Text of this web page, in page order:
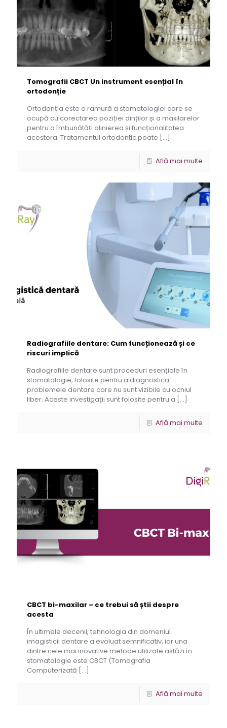
Tomografii CBCT Un instrument esențial în
ortodonție
Ortodonția este o ramură a stomatologiei care se
ocupă cu corectarea poziției dinților și a maxilarelor
pentru a îmbunătăți alinierea și funcționalitatea
acestora. Tratamentul ortodontic poate […]
Află mai multe
Radiografiile dentare: Cum funcționează și ce
riscuri implică
Radiografiile dentare sunt proceduri esențiale în
stomatologie, folosite pentru a diagnostica
problemele dentare care nu sunt vizibile cu ochiul
liber. Aceste investigații sunt folosite pentru a […]
Află mai multe
CBCT bi-maxilar – ce trebui să știi despre
acesta
În ultimele decenii, tehnologia din domeniul
imagisticii dentare a evoluat semnificativ, iar una
dintre cele mai inovative metode utilizate astăzi în
stomatologie este CBCT (Tomografia
Computerizată […]
Află mai multe